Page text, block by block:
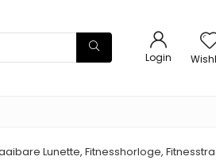
Login
Lunette, Fitnesshorloge,